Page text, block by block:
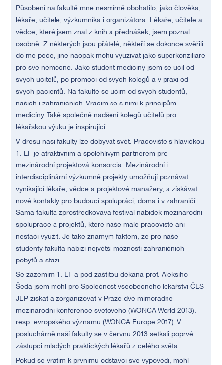
Působení na fakultě mne nesmírně obohatilo; jako člověka,
lékaře, učitele, výzkumníka i organizátora. Lékaře, učitele a
vědce, které jsem znal z knih a přednášek, jsem poznal
osobně. Z některých jsou přátelé, někteří se dokonce svěřili
do mé péče, jiné naopak mohu využívat jako superkonziliáře
pro své nemocné. Jako student medicíny jsem se učil od
svých učitelů, po promoci od svých kolegů a v praxi od
svých pacientů. Na fakultě se učím od svých studentů,
našich i zahraničních. Vracím se s nimi k principům
medicíny. Také společné nadšení kolegů učitelů pro
lékařskou výuku je inspirující.
V dresu naší fakulty lze dobývat svět. Pracoviště s hlavičkou
1. LF je atraktivním a spolehlivým partnerem pro
mezinárodní projektová konsorcia. Mezinárodní i
interdisciplinární výzkumné projekty umožňují poznávat
vynikající lékaře, vědce a projektové manažery, a získávat
nové kontakty pro budoucí spolupráci, doma i v zahraničí.
Sama fakulta zprostředkovává festival nabídek mezinárodní
spolupráce a projektů, které naše malé pracoviště ani
nestačí využít. Je také známým faktem, že pro naše
studenty fakulta nabízí největší možnosti zahraničních
pobytů a stáží.
Se zázemím 1. LF a pod záštitou děkana prof. Aleksiho
Šeda jsem mohl pro Společnost všeobecného lékařství ČLS
JEP získat a zorganizovat v Praze dvě mimořádné
mezinárodní konference světového (WONCA World 2013),
resp. evropského významu (WONCA Europe 2017). V
posluchárně naší fakulty se v červnu 2013 setkali poprvé
zástupci mladých praktických lékařů z celého světa.
Pokud se vrátím k prvnímu odstavci své výpovědi, mohl